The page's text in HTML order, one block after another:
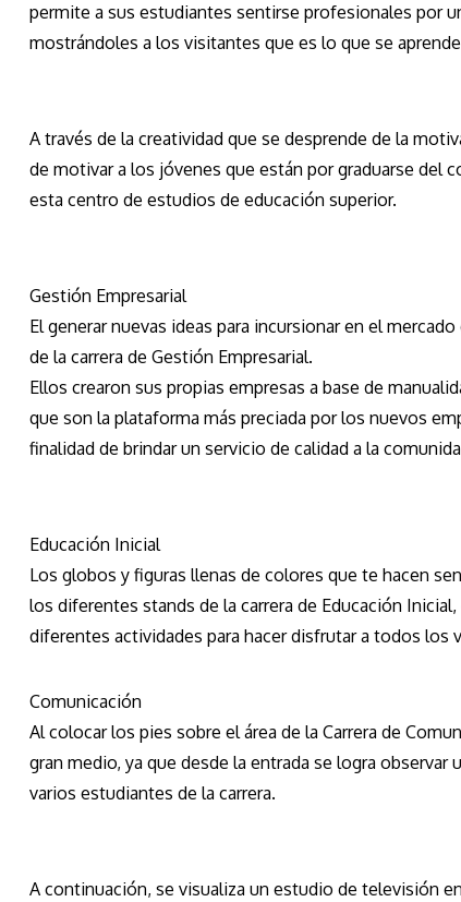
permite a sus estudiantes sentirse profesionales por
mostrándoles a los visitantes que es lo que se
A través de la creatividad que se desprende de la
de motivar a los jóvenes que están por graduarse del
esta centro de estudios de educación superior.
Gestión Empresarial
El generar nuevas ideas para incursionar en el
de la carrera de Gestión Empresarial.
Ellos crearon sus propias empresas a base de
que son la plataforma más preciada por los nuevos
finalidad de brindar un servicio de calidad a la
Educación Inicial
Los globos y figuras llenas de colores que te hacen
los diferentes stands de la carrera de Educación
diferentes actividades para hacer disfrutar a todos los
Comunicación
Al colocar los pies sobre el área de la Carrera de
gran medio, ya que desde la entrada se logra
varios estudiantes de la carrera.
A continuación, se visualiza un estudio de televisión